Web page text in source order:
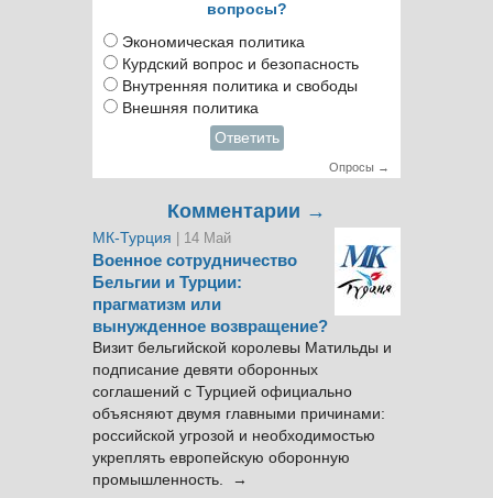
вопросы?
Экономическая политика
Курдский вопрос и безопасность
Внутренняя политика и свободы
Внешняя политика
Ответить
Опросы →
Комментарии →
МК-Турция | 14 Май
Военное сотрудничество
Бельгии и Турции:
прагматизм или
вынужденное возвращение?
Визит бельгийской королевы Матильды и
подписание девяти оборонных
соглашений с Турцией официально
объясняют двумя главными причинами:
российской угрозой и необходимостью
укреплять европейскую оборонную
промышленность. →